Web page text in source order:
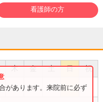
看護師の方
木 金 土 日 祝
● ● ●
があります。来院前に必ず